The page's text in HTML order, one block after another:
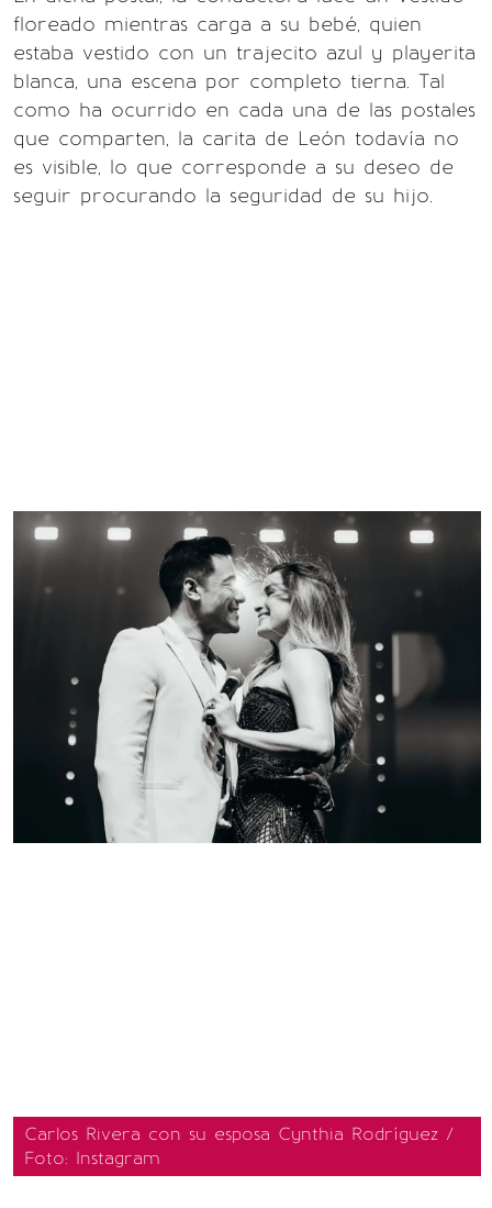
floreado mientras carga a su bebé, quien
estaba vestido con un trajecito azul y playerita
blanca, una escena por completo tierna. Tal
como ha ocurrido en cada una de las postales
que comparten, la carita de León todavía no
es visible, lo que corresponde a su deseo de
seguir procurando la seguridad de su hijo.
Carlos Rivera con su esposa Cynthia Rodríguez /
Foto: Instagram